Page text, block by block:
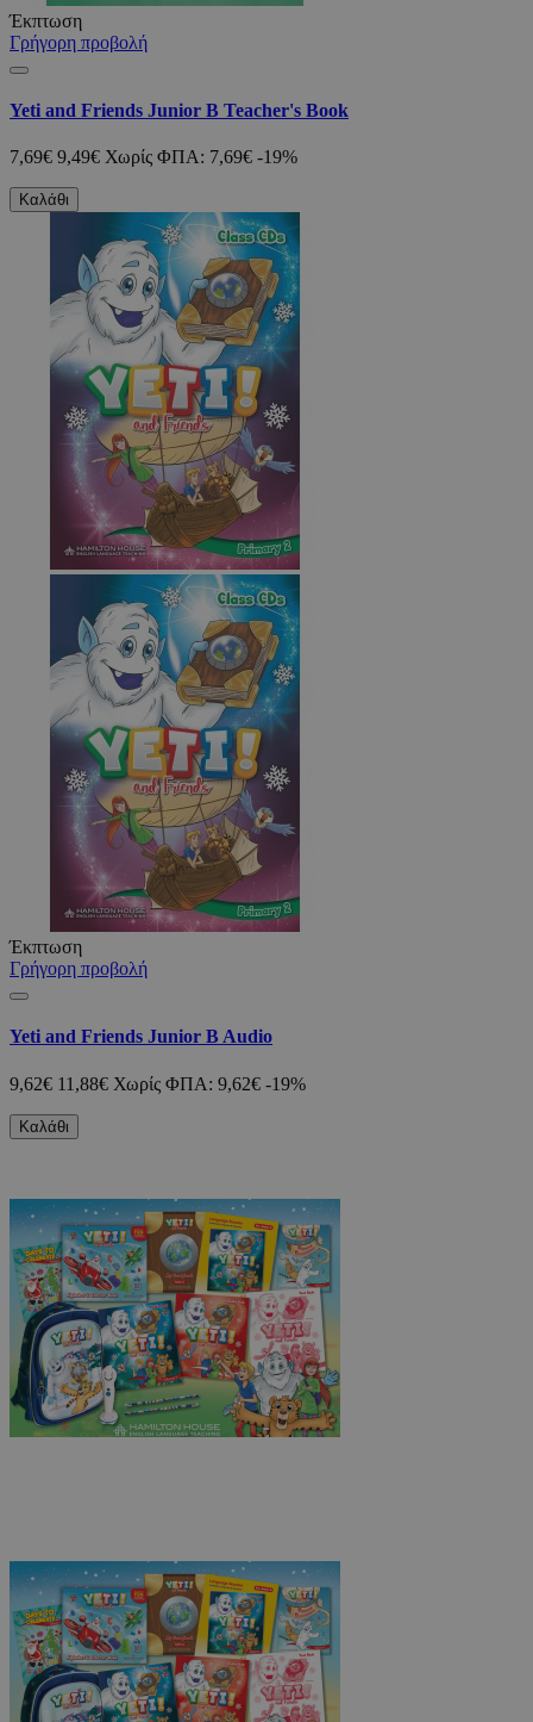
Έκπτωση
Γρήγορη προβολή
Yeti and Friends Junior B Teacher's Book
7,69€ 9,49€ Χωρίς ΦΠΑ: 7,69€ -19%
Καλάθι
Έκπτωση
Γρήγορη προβολή
Yeti and Friends Junior B Audio
9,62€ 11,88€ Χωρίς ΦΠΑ: 9,62€ -19%
Καλάθι